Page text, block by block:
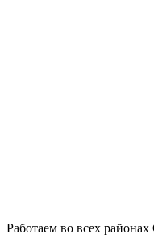
Работаем во всех